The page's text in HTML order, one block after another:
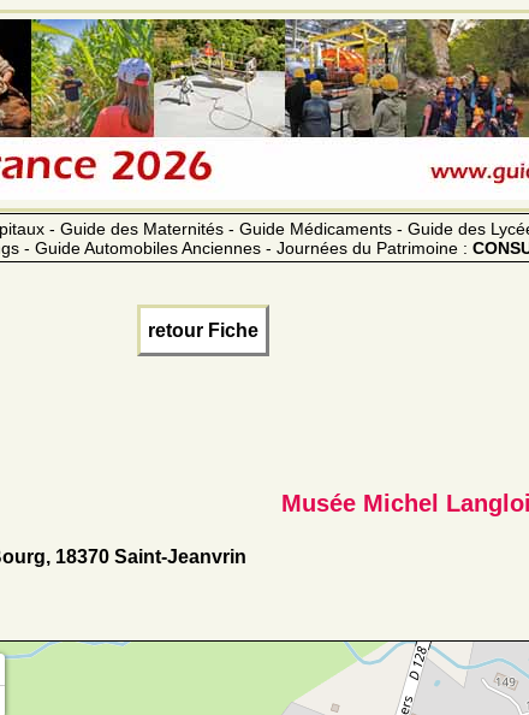
- Guide des Maternités - Guide Médicaments - Guide des
- Guide Automobiles Anciennes - Journées du Patrimoine :
retour Fiche
Musée Michel
18370 Saint-Jeanvrin